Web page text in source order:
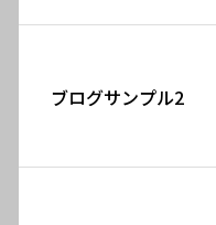
ブログサンプル2